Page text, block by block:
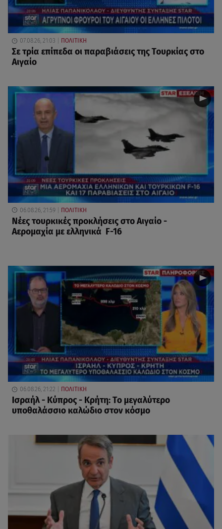
07.08.26, 21:03 ΠΟΛΙΤΙΚΗ
Σε τρία επίπεδα οι παραβιάσεις της Τουρκίας στο
Αιγαίο
06.08.26, 21:59 ΠΟΛΙΤΙΚΗ
Νέες τουρκικές προκλήσεις στο Αιγαίο -
Αερομαχία με ελληνικά F-16
06.08.26, 21:22 ΠΟΛΙΤΙΚΗ
Ισραήλ - Κύπρος - Κρήτη: Το μεγαλύτερο
υποθαλάσσιο καλώδιο στον κόσμο